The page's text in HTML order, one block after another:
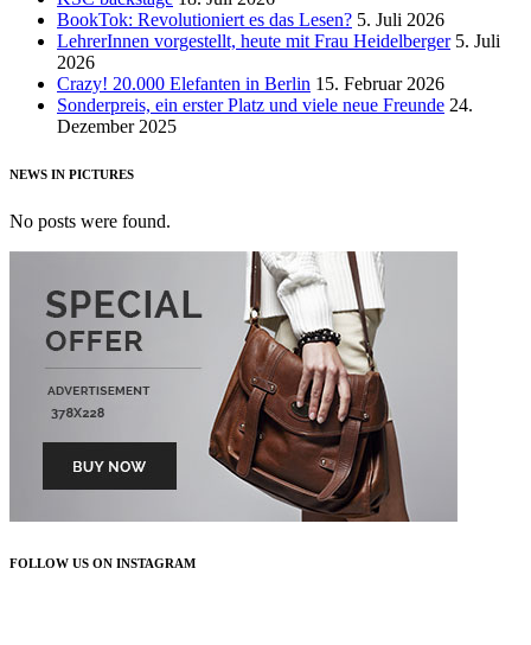
BookTok: Revolutioniert es das Lesen? 5. Juli 2026
LehrerInnen vorgestellt, heute mit Frau Heidelberger 5. Juli
2026
Crazy! 20.000 Elefanten in Berlin 15. Februar 2026
Sonderpreis, ein erster Platz und viele neue Freunde 24.
Dezember 2025
NEWS IN PICTURES
No posts were found.
FOLLOW US ON INSTAGRAM